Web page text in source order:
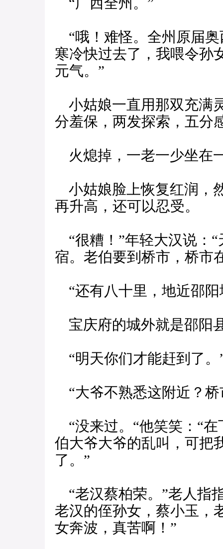
“哦！难怪。全州原届
寒冷快过去了，我喂令孙
元气。”
小姑娘一直用那双充满
分羞保，两发探索，五分
火熄掉，一老一少坐在
小姑娘脸上恢复红润，
再升高，还可以忍受。
“很糟！”年轻大汉说：
宿。老伯要到桥市，桥市
“还有八十里，地近邵阳
宝庆府的城外就是邵阳
“明天你们才能赶到了。
“大爷不熟悉这附近？
“没来过。“他笑笑：“
伯大爷大爷的乱叫，可把
了。”
“老汉蔡柏荣。”老人指
老汉的侄孙女，蔡小玉，
女奔波，真苦啊！”